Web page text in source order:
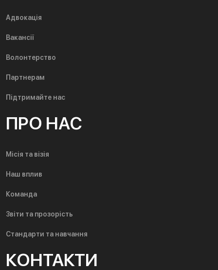
Адвокація
Вакансії
Волонтерство
Партнерам
Підтримайте нас
ПРО НАС
Місія та візія
Наш вплив
Команда
Звіти та прозорість
Стандарти та навчання
КОНТАКТИ